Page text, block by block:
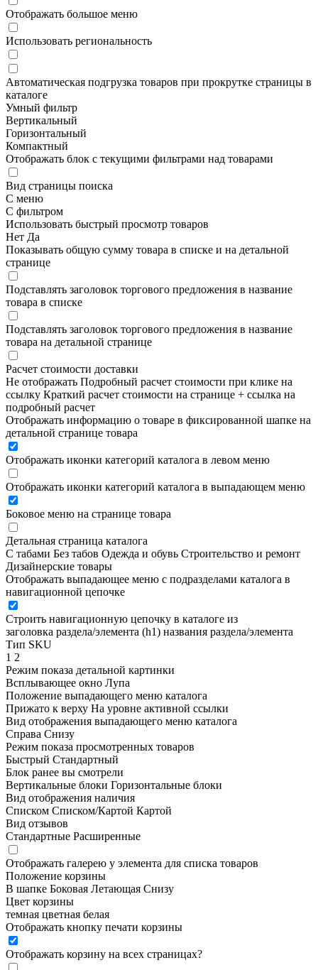
Отображать большое меню
Использовать региональность
Автоматическая подгрузка товаров при прокрутке страницы в
каталоге
Умный фильтр
Вертикальный
Горизонтальный
Компактный
Отображать блок с текущими фильтрами над товарами
Вид страницы поиска
С меню
С фильтром
Использовать быстрый просмотр товаров
Нет Да
Показывать общую сумму товара в списке и на детальной
странице
Подставлять заголовок торгового предложения в название
товара в списке
Подставлять заголовок торгового предложения в название
товара на детальной странице
Расчет стоимости доставки
Не отображать Подробный расчет стоимости при клике на
ссылку Краткий расчет стоимости на странице + ссылка на
подробный расчет
Отображать информацию о товаре в фиксированной шапке на
детальной странице товара
Отображать иконки категорий каталога в левом меню
Отображать иконки категорий каталога в выпадающем меню
Боковое меню на странице товара
Детальная страница каталога
С табами Без табов Одежда и обувь Строительство и ремонт
Дизайнерские товары
Отображать выпадающее меню с подразделами каталога в
навигационной цепочке
Строить навигационную цепочку в каталоге из
заголовка раздела/элемента (h1) названия раздела/элемента
Тип SKU
1 2
Режим показа детальной картинки
Всплывающее окно Лупа
Положение выпадающего меню каталога
Прижато к верху На уровне активной ссылки
Вид отображения выпадающего меню каталога
Справа Снизу
Режим показа просмотренных товаров
Быстрый Стандартный
Блок ранее вы смотрели
Вертикальные блоки Горизонтальные блоки
Вид отображения наличия
Списком Списком/Картой Картой
Вид отзывов
Стандартные Расширенные
Отображать галерею у элемента для списка товаров
Положение корзины
В шапке Боковая Летающая Снизу
Цвет корзины
темная цветная белая
Отображать кнопку печати корзины
Отображать корзину на всех страницах?